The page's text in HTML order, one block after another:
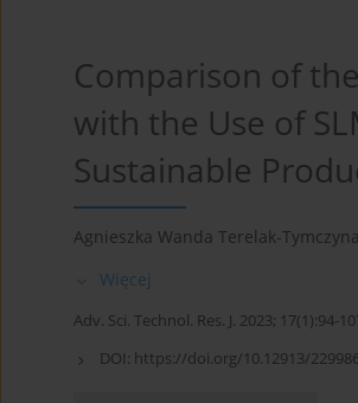
Comparison of
with the Use of
Sustainable
Agnieszka Wanda Terelak-Tymczyna
Więcej
Adv. Sci. Technol. Res. J. 2023; 17(1):94-
DOI: https://doi.org/10.12913/